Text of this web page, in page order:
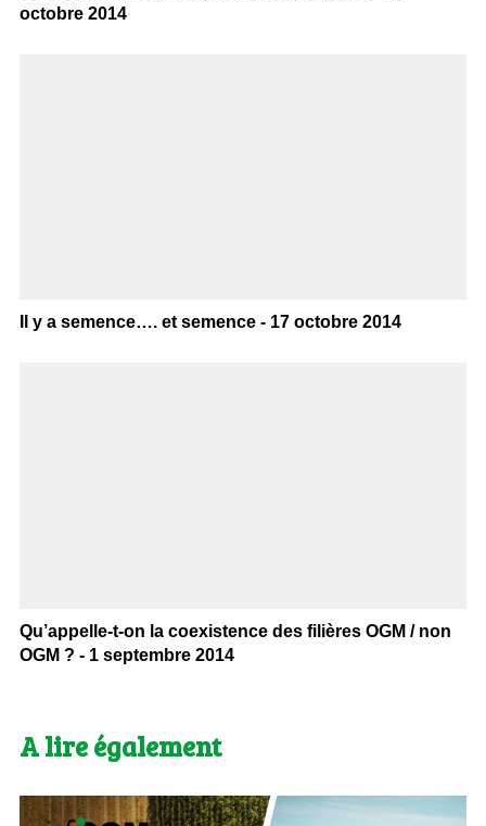
octobre 2014
Il y a semence…. et semence - 17 octobre 2014
Qu’appelle-t-on la coexistence des filières OGM / non
OGM ? - 1 septembre 2014
A lire également